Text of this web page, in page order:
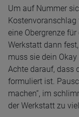
Um auf Nummer
Kostenvoranschlag
eine Obergrenze
Werkstatt dann
muss sie dein
Achte darauf, dass
formuliert ist.
machen“, im
der Werkstatt zu